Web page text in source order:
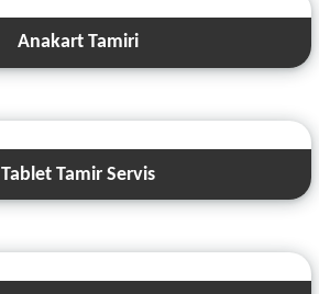
Anakart Tamiri
Tablet Tamir Servis